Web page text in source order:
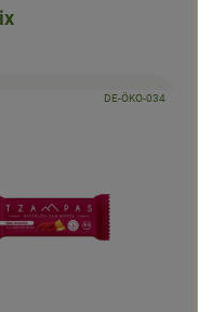
panier
,
, Autorité de
DE-ÖKO-034